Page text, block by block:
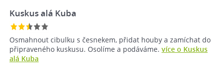
Kuskus alá Kuba
Osmahnout cibulku s česnekem, přidat houby a zamíchat do
připraveného kuskusu. Osolíme a podáváme. více o Kuskus
alá Kuba